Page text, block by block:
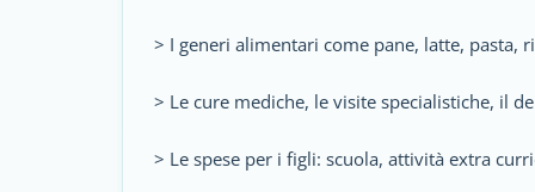
> I generi alimentari come pane, latte, pasta,
> Le cure mediche, le visite specialistiche, il
> Le spese per i figli: scuola, attività extra